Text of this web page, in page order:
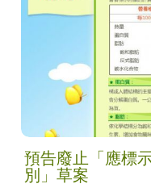
預告廢止「應標
別」草案